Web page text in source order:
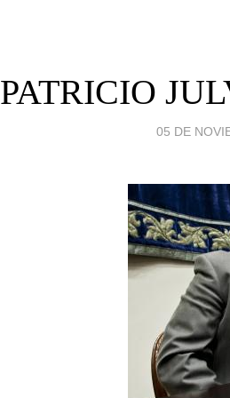
PATRICIO
05 DE